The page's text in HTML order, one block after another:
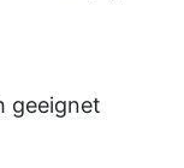
geeignet